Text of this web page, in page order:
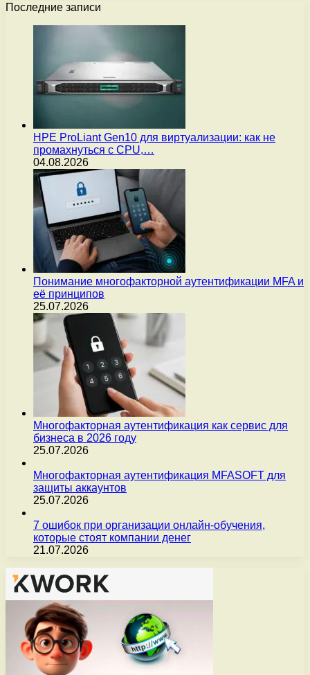
Последние записи
HPE ProLiant Gen10 для виртуализации: как не
промахнуться с CPU,…
04.08.2026
Понимание многофакторной аутентификации MFA и
её принципов
25.07.2026
Многофакторная аутентификация как сервис для
бизнеса в 2026 году
25.07.2026
Многофакторная аутентификация MFASOFT для
защиты аккаунтов
25.07.2026
7 ошибок при организации онлайн-обучения,
которые стоят компании денег
21.07.2026